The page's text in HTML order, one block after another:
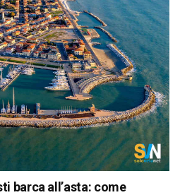
barca all’asta: come